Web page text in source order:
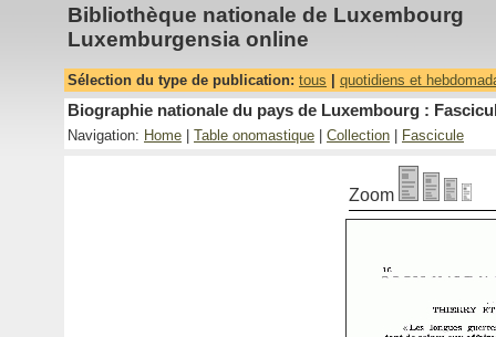
Bibliothèque nationale de Luxembourg
Luxemburgensia online
Sélection du type de publication: tous quotidiens et
Biographie nationale du pays de Luxembourg :
Navigation: Home Table onomastique Collection Fascicule
Zoom